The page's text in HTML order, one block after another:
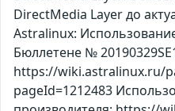
DirectMedia Layer до
Astralinux:
Бюллетене №
https://wiki.astralinux.ru/
pageId=1212483